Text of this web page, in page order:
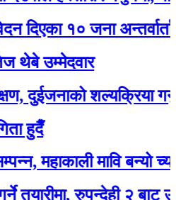
१० जना अन्तर्वार्ताका
शल्यक्रिया गर्नुपर्ने
मावि बन्यो च्याम्पियन
रुपन्देही २ बाट उम्मेद्वार